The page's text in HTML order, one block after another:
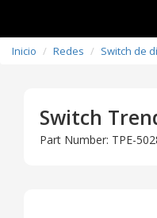
Inicio Redes Switch de
Switch
Part Number: TPE-